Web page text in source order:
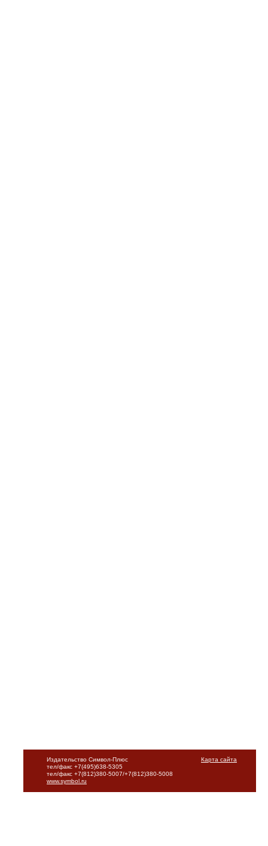
Карта сайта
Издательство Символ-Плюс
тел/факс +7(495)638-5305
тел/факс +7(812)380-5007/+7(812)380-5008
www.symbol.ru